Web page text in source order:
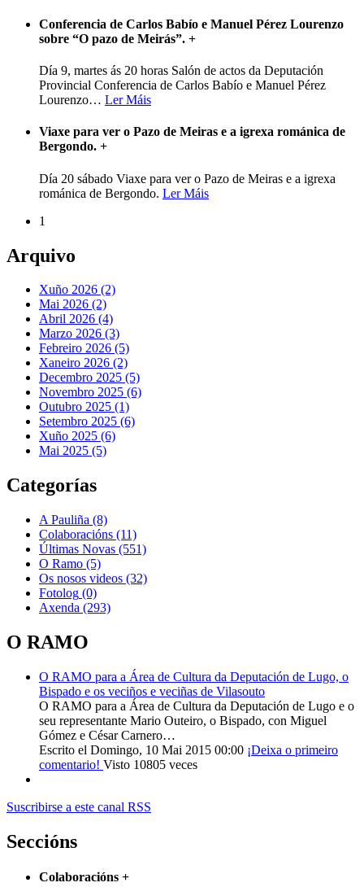
Conferencia de Carlos Babío e Manuel Pérez Lourenzo
sobre “O pazo de Meirás”. +
Día 9, martes ás 20 horas Salón de actos da Deputación
Provincial Conferencia de Carlos Babío e Manuel Pérez
Lourenzo… Ler Máis
Viaxe para ver o Pazo de Meiras e a igrexa románica de
Bergondo. +
Día 20 sábado Viaxe para ver o Pazo de Meiras e a igrexa
románica de Bergondo. Ler Máis
1
Arquivo
Xuño 2026 (2)
Mai 2026 (2)
Abril 2026 (4)
Marzo 2026 (3)
Febreiro 2026 (5)
Xaneiro 2026 (2)
Decembro 2025 (5)
Novembro 2025 (6)
Outubro 2025 (1)
Setembro 2025 (6)
Xuño 2025 (6)
Mai 2025 (5)
Categorías
A Pauliña (8)
Colaboracións (11)
Últimas Novas (551)
O Ramo (5)
Os nosos videos (32)
Fotolog (0)
Axenda (293)
O RAMO
O RAMO para a Área de Cultura da Deputación de Lugo, o
Bispado e os veciños e veciñas de Vilasouto
O RAMO para a Área de Cultura da Deputación de Lugo e o
seu representante Mario Outeiro, o Bispado, con Miguel
Gómez e César Carnero…
Escrito el Domingo, 10 Mai 2015 00:00 ¡Deixa o primeiro
comentario! Visto 10805 veces
Suscribirse a este canal RSS
Seccións
Colaboracións +